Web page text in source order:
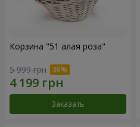
Корзина "51 алая роза"
5 999 грн
Заказать